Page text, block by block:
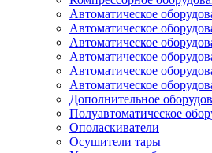
Автоматическое
Автоматическое
Автоматическое
Автоматическое
Автоматическое
Автоматическое
Дополнительное
Полуавтоматическое
Ополаскиватели
Осушители тары